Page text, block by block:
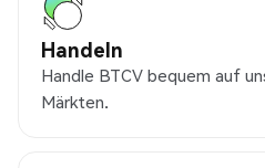
Handeln
Handle BTCV bequem auf
Märkten.